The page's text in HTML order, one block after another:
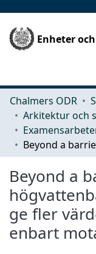
Enheter
Chalmers ODR
Beyond a
ge fler
enbart